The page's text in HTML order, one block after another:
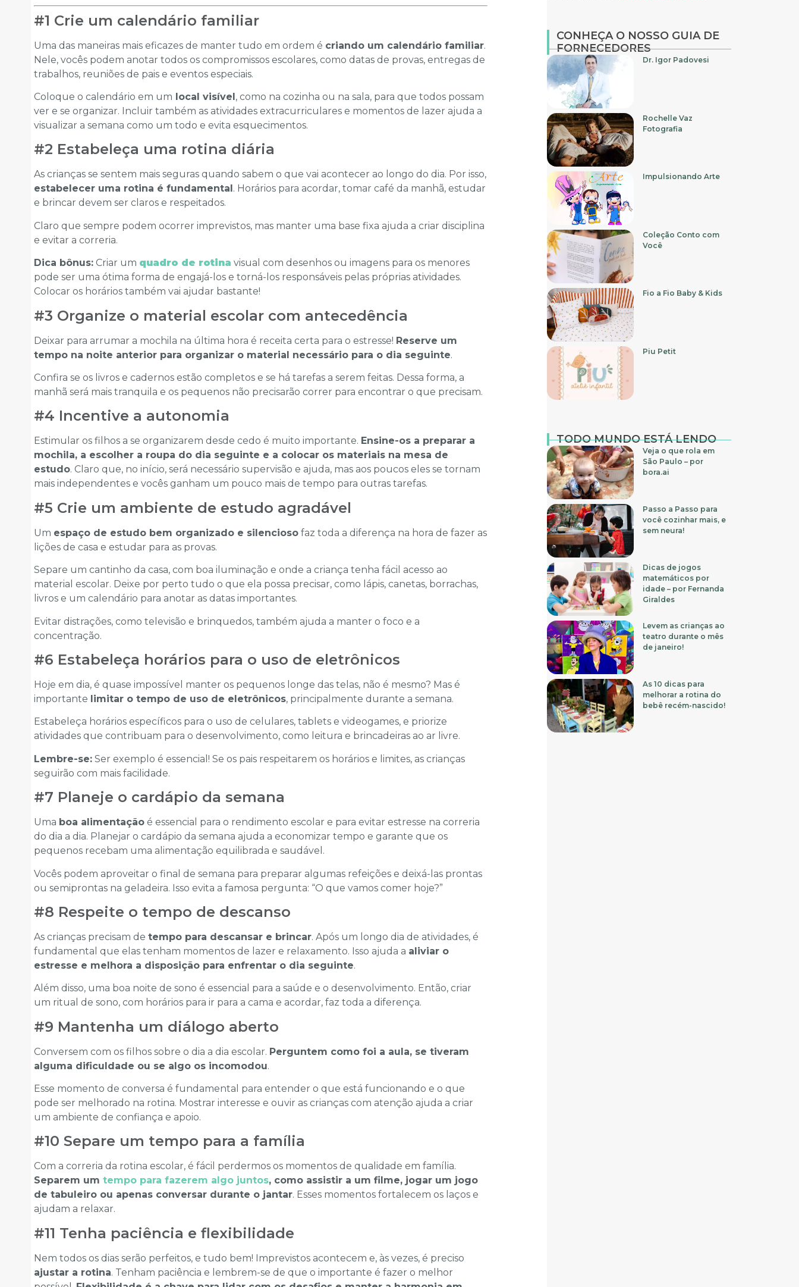
#1 Crie um calendário familiar
Uma das maneiras mais eficazes de manter tudo em ordem é criando um calendário familiar.
Nele, vocês podem anotar todos os compromissos escolares, como datas de provas, entregas de
trabalhos, reuniões de pais e eventos especiais.
Coloque o calendário em um local visível, como na cozinha ou na sala, para que todos possam
ver e se organizar. Incluir também as atividades extracurriculares e momentos de lazer ajuda a
visualizar a semana como um todo e evita esquecimentos.
#2 Estabeleça uma rotina diária
As crianças se sentem mais seguras quando sabem o que vai acontecer ao longo do dia. Por isso,
estabelecer uma rotina é fundamental . Horários para acordar, tomar café da manhã, estudar
e brincar devem ser claros e respeitados.
Claro que sempre podem ocorrer imprevistos, mas manter uma base fixa ajuda a criar disciplina
e evitar a correria.
Dica bônus: Criar um quadro de rotina visual com desenhos ou imagens para os menores
pode ser uma ótima forma de engajá-los e torná-los responsáveis pelas próprias atividades.
Colocar os horários também vai ajudar bastante!
#3 Organize o material escolar com antecedência
Deixar para arrumar a mochila na última hora é receita certa para o estresse! Reserve um
tempo na noite anterior para organizar o material necessário para o dia seguinte.
Confira se os livros e cadernos estão completos e se há tarefas a serem feitas. Dessa forma, a
manhã será mais tranquila e os pequenos não precisarão correr para encontrar o que precisam.
#4 Incentive a autonomia
Estimular os filhos a se organizarem desde cedo é muito importante. Ensine-os a preparar a
mochila, a escolher a roupa do dia seguinte e a colocar os materiais na mesa de
estudo. Claro que, no início, será necessário supervisão e ajuda, mas aos poucos eles se tornam
mais independentes e vocês ganham um pouco mais de tempo para outras tarefas.
#5 Crie um ambiente de estudo agradável
Um espaço de estudo bem organizado e silencioso faz toda a diferença na hora de fazer as
lições de casa e estudar para as provas.
Separe um cantinho da casa, com boa iluminação e onde a criança tenha fácil acesso ao
material escolar. Deixe por perto tudo o que ela possa precisar, como lápis, canetas, borrachas,
livros e um calendário para anotar as datas importantes.
Evitar distrações, como televisão e brinquedos, também ajuda a manter o foco e a
concentração.
#6 Estabeleça horários para o uso de eletrônicos
Hoje em dia, é quase impossível manter os pequenos longe das telas, não é mesmo? Mas é
importante limitar o tempo de uso de eletrônicos, principalmente durante a semana.
Estabeleça horários específicos para o uso de celulares, tablets e videogames, e priorize
atividades que contribuam para o desenvolvimento, como leitura e brincadeiras ao ar livre.
Lembre-se: Ser exemplo é essencial! Se os pais respeitarem os horários e limites, as crianças
seguirão com mais facilidade.
#7 Planeje o cardápio da semana
Uma boa alimentação é essencial para o rendimento escolar e para evitar estresse na correria
do dia a dia. Planejar o cardápio da semana ajuda a economizar tempo e garante que os
pequenos recebam uma alimentação equilibrada e saudável.
Vocês podem aproveitar o final de semana para preparar algumas refeições e deixá-las prontas
ou semiprontas na geladeira. Isso evita a famosa pergunta: “O que vamos comer hoje?”
#8 Respeite o tempo de descanso
As crianças precisam de tempo para descansar e brincar. Após um longo dia de atividades, é
fundamental que elas tenham momentos de lazer e relaxamento. Isso ajuda a aliviar o
estresse e melhora a disposição para enfrentar o dia seguinte.
Além disso, uma boa noite de sono é essencial para a saúde e o desenvolvimento. Então, criar
um ritual de sono, com horários para ir para a cama e acordar, faz toda a diferença.
#9 Mantenha um diálogo aberto
Conversem com os filhos sobre o dia a dia escolar. Perguntem como foi a aula, se tiveram
alguma dificuldade ou se algo os incomodou.
Esse momento de conversa é fundamental para entender o que está funcionando e o que
pode ser melhorado na rotina. Mostrar interesse e ouvir as crianças com atenção ajuda a criar
um ambiente de confiança e apoio.
#10 Separe um tempo para a família
Com a correria da rotina escolar, é fácil perdermos os momentos de qualidade em família.
Separem um tempo para fazerem algo juntos, como assistir a um filme, jogar um jogo
de tabuleiro ou apenas conversar durante o jantar. Esses momentos fortalecem os laços e
ajudam a relaxar.
#11 Tenha paciência e flexibilidade
Nem todos os dias serão perfeitos, e tudo bem! Imprevistos acontecem e, às vezes, é preciso
ajustar a rotina. Tenham paciência e lembrem-se de que o importante é fazer o melhor
CONHEÇA O NOSSO GUIA DE
FORNECEDORES
Dr. Igor Padovesi
Rochelle Vaz
Fotografia
Impulsionando Arte
Coleção Conto com
Você
Fio a Fio Baby & Kids
Piu Petit
TODO MUNDO ESTÁ LENDO
Veja o que rola em
São Paulo – por
bora.ai
Passo a Passo para
você cozinhar mais, e
sem neura!
Dicas de jogos
matemáticos por
idade – por Fernanda
Giraldes
Levem as crianças ao
teatro durante o mês
de janeiro!
As 10 dicas para
melhorar a rotina do
bebê recém-nascido!